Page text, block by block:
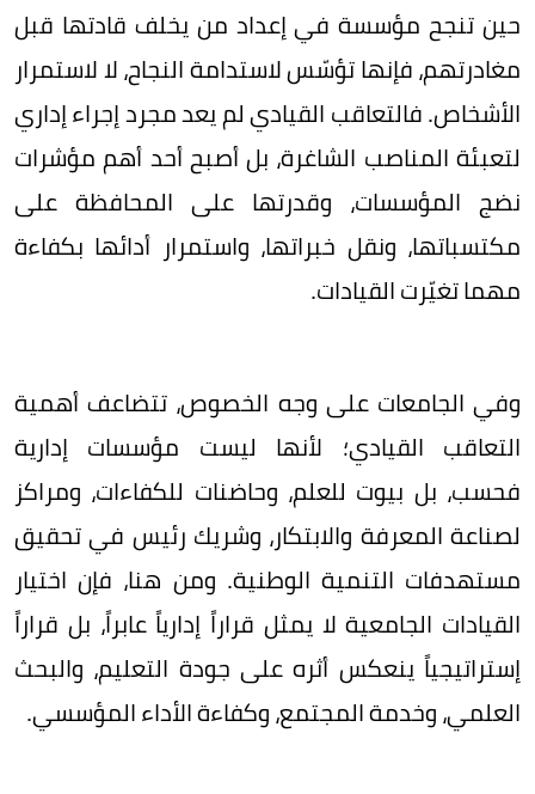
حين تنجح مؤسسة في إعداد من يخلف قادتها قبل
مغادرتهم، فإنها تؤسّس لاستدامة النجاح، لا لاستمرار
الأشخاص. فالتعاقب القيادي لم يعد مجرد إجراء إداري
لتعبئة المناصب الشاغرة، بل أصبح أحد أهم مؤشرات
نضج المؤسسات، وقدرتها على المحافظة على
مكتسباتها، ونقل خبراتها، واستمرار أدائها بكفاءة
مهما تغيّرت القيادات.
وفي الجامعات على وجه الخصوص، تتضاعف أهمية
التعاقب القيادي؛ لأنها ليست مؤسسات إدارية
فحسب، بل بيوت للعلم، وحاضنات للكفاءات، ومراكز
لصناعة المعرفة والابتكار، وشريك رئيس في تحقيق
مستهدفات التنمية الوطنية. ومن هنا، فإن اختيار
القيادات الجامعية لا يمثل قراراً إدارياً عابراً، بل قراراً
إستراتيجياً ينعكس أثره على جودة التعليم، والبحث
العلمي، وخدمة المجتمع، وكفاءة الأداء المؤسسي.